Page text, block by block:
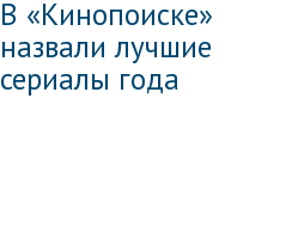
В «Кинопоиске»
назвали лучшие
сериалы года